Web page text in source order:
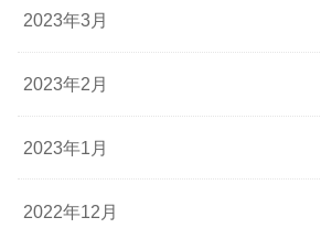
2023年3月
2023年2月
2023年1月
2022年12月